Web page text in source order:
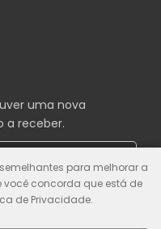
uma nova
a receber.
para melhorar a
você concorda que está de
de Privacidade.